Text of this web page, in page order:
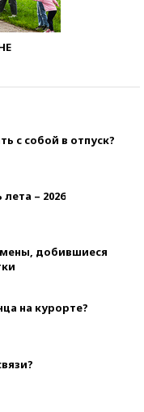
с собой в отпуск?
– 2026
добившиеся
на курорте?